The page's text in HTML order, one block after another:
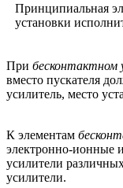
Принципиальная
установки
При бесконтактном
вместо пускателя
усилитель, место
К элементам
электронно-ионные
усилители
усилители.